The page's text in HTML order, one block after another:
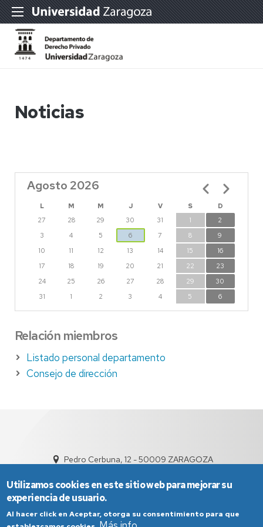
Noticias
Agosto 2026
L M M J V S
D
27
28 29 30 31 1
2
3
4 5 6 7 8
9
10
11 12 13 14 15
16
17
18 19 20 21 22
23
24
25 26 27 28 29
30
31
1 2 3 4 5 6
Paginación
Relación miembros
Listado personal departamento
Consejo de dirección
Pedro Cerbuna, 12 - 50009 ZARAGOZA
Utilizamos cookies en este sitio web para mejorar su
experiencia de usuario.
Al hacer click en Aceptar, otorga su consentimiento para que